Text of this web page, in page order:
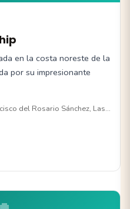
en la costa noreste de la
por su impresionante
del Rosario Sánchez, Las…